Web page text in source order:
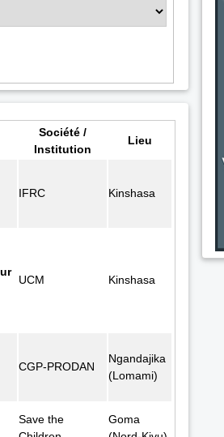
Société /
Institution
Lieu
IFRC Kinshasa
UCM Kinshasa
CGP-PRODAN
Ngandajika
(Lomami)
Save the
Goma